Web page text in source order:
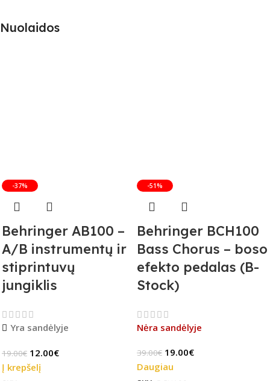
Nuolaidos
-37%
Behringer AB100 –
A/B instrumentų ir
stiprintuvų
jungiklis
Yra sandėlyje
19.00€ 12.00€
Į krepšelį
-51%
Behringer BCH100
Bass Chorus – boso
efekto pedalas (B-
Stock)
Nėra sandėlyje
39.00€ 19.00€
Daugiau